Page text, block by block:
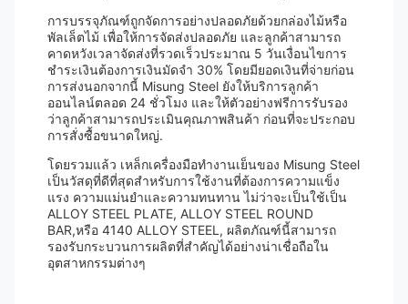
การบรรจุภัณฑ์ถูกจัดการอย่างปลอดภัยด้วยกล่องไม้หรือ
พัลเล็ตไม้ เพื่อให้การจัดส่งปลอดภัย และลูกค้าสามารถ
คาดหวังเวลาจัดส่งที่รวดเร็วประมาณ 5 วันเงื่อนไขการ
ชําระเงินต้องการเงินมัดจํา 30% โดยมียอดเงินที่จ่ายก่อน
การส่งนอกจากนี้ Misung Steel ยังให้บริการลูกค้า
ออนไลน์ตลอด 24 ชั่วโมง และให้ตัวอย่างฟรีการรับรอง
ว่าลูกค้าสามารถประเมินคุณภาพสินค้า ก่อนที่จะประกอบ
การสั่งซื้อขนาดใหญ่.
โดยรวมแล้ว เหล็กเครื่องมือทํางานเย็นของ Misung Steel
เป็นวัสดุที่ดีที่สุดสําหรับการใช้งานที่ต้องการความแข็ง
แรง ความแม่นยําและความทนทาน ไม่ว่าจะเป็นใช้เป็น
ALLOY STEEL PLATE, ALLOY STEEL ROUND
BAR,หรือ 4140 ALLOY STEEL, ผลิตภัณฑ์นี้สามารถ
รองรับกระบวนการผลิตที่สําคัญได้อย่างน่าเชื่อถือใน
อุตสาหกรรมต่างๆ